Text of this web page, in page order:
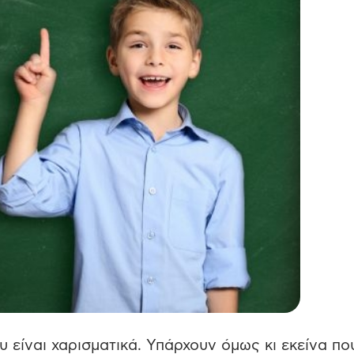
χαρισματικά. Υπάρχουν όμως κι εκείνα